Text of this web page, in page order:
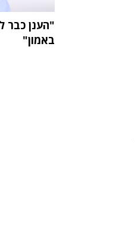
"הענן כבר
באמון"